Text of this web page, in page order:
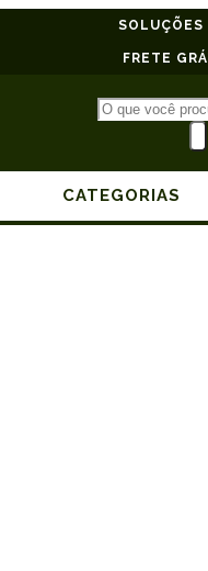
SOLUÇÕES
FRETE
CATEGORIAS